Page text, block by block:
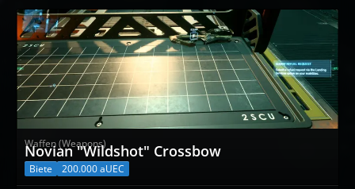
Waffen (Weapons)
Novian "Wildshot" Crossbow
Biete 200.000 aUEC